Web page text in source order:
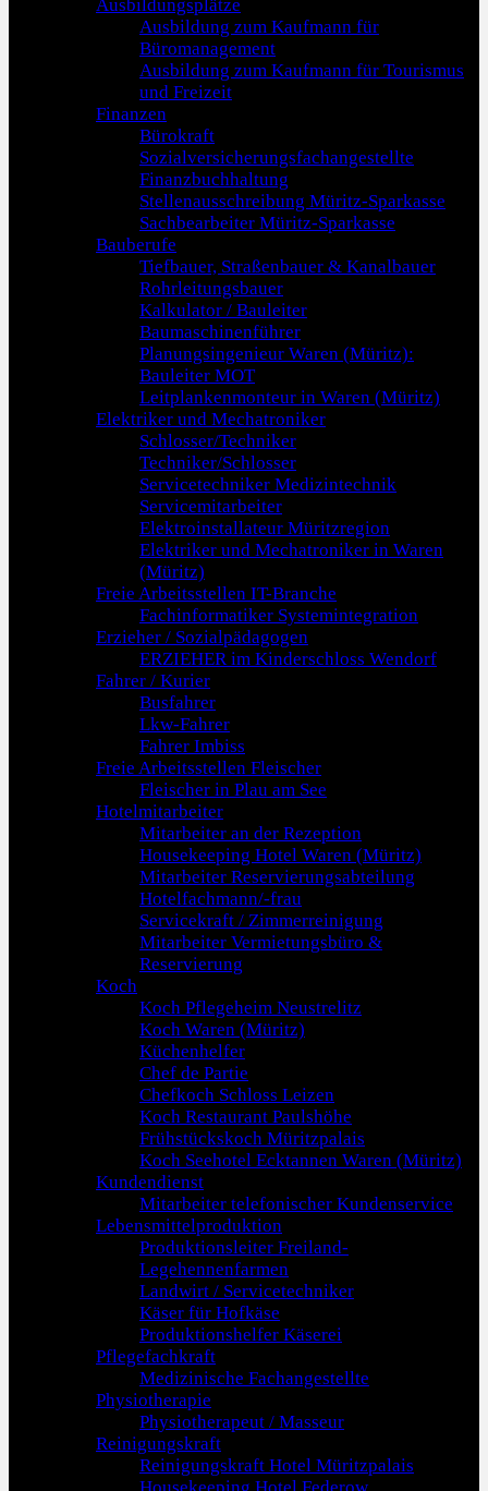
Ausbildungsplätze
Ausbildung zum Kaufmann für
Büromanagement
Ausbildung zum Kaufmann für Tourismus
und Freizeit
Finanzen
Bürokraft
Sozialversicherungsfachangestellte
Finanzbuchhaltung
Stellenausschreibung Müritz-Sparkasse
Sachbearbeiter Müritz-Sparkasse
Bauberufe
Tiefbauer, Straßenbauer & Kanalbauer
Rohrleitungsbauer
Kalkulator / Bauleiter
Baumaschinenführer
Planungsingenieur Waren (Müritz):
Bauleiter MOT
Leitplankenmonteur in Waren (Müritz)
Elektriker und Mechatroniker
Schlosser/Techniker
Techniker/Schlosser
Servicetechniker Medizintechnik
Servicemitarbeiter
Elektroinstallateur Müritzregion
Elektriker und Mechatroniker in Waren
(Müritz)
Freie Arbeitsstellen IT-Branche
Fachinformatiker Systemintegration
Erzieher / Sozialpädagogen
ERZIEHER im Kinderschloss Wendorf
Fahrer / Kurier
Busfahrer
Lkw-Fahrer
Fahrer Imbiss
Freie Arbeitsstellen Fleischer
Fleischer in Plau am See
Hotelmitarbeiter
Mitarbeiter an der Rezeption
Housekeeping Hotel Waren (Müritz)
Mitarbeiter Reservierungsabteilung
Hotelfachmann/-frau
Servicekraft / Zimmerreinigung
Mitarbeiter Vermietungsbüro &
Reservierung
Koch
Koch Pflegeheim Neustrelitz
Koch Waren (Müritz)
Küchenhelfer
Chef de Partie
Chefkoch Schloss Leizen
Koch Restaurant Paulshöhe
Frühstückskoch Müritzpalais
Koch Seehotel Ecktannen Waren (Müritz)
Kundendienst
Mitarbeiter telefonischer Kundenservice
Lebensmittelproduktion
Produktionsleiter Freiland-
Legehennenfarmen
Landwirt / Servicetechniker
Käser für Hofkäse
Produktionshelfer Käserei
Pflegefachkraft
Medizinische Fachangestellte
Physiotherapie
Physiotherapeut / Masseur
Reinigungskraft
Reinigungskraft Hotel Müritzpalais